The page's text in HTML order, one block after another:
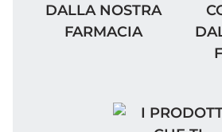
DALLA NOSTRA
FARMACIA